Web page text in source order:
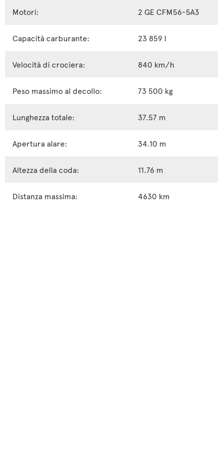
Motori: 2 GE CFM56-5A3
Capacità carburante: 23 859 l
Velocità di crociera: 840 km/h
Peso massimo al decollo: 73 500 kg
Lunghezza totale: 37.57 m
Apertura alare: 34.10 m
Altezza della coda: 11.76 m
Distanza massima: 4630 km